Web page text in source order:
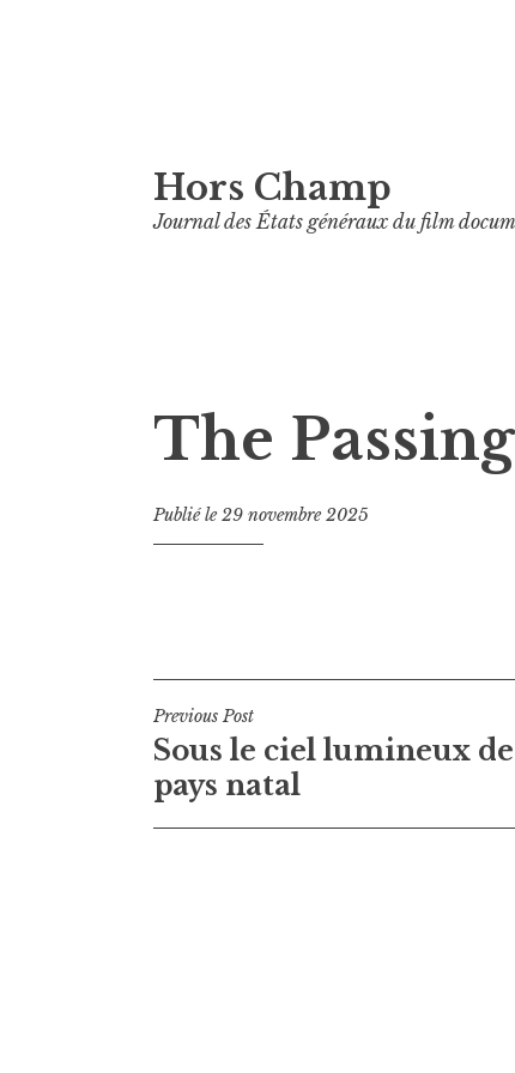
au
contenu
Hors Champ
Journal des États généraux du film
The Passing
Publié le29 novembre 2025
Navigation
de
l’article
Previous Post
Sous le ciel lumineux
pays natal